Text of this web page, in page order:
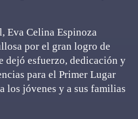
Eva Celina Espinoza
por el gran logro de
dejó esfuerzo, dedicación y
para el Primer Lugar
los jóvenes y a sus familias